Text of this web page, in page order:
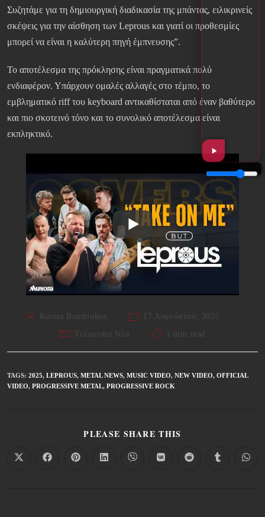
Συζητάμε για τη δημιουργική διαδικασία της μπάντας, ειλικρινείς
σκέψεις για την αίσθηση των Leprous και γιατί οι προθεσμίες
μπορεί να είναι η καλύτερη πηγή έμπνευσης”.
Το αποτέλεσμα της πρόκλησης είναι πραγματικά πολύ
ενδιαφέρον. Υπάρχουν ομαλές αλλαγές στο τέμπο, το
εμβληματικό riff του keyboard αντικαθίσταται από έναν βαθύτερο
και πιο σκοτεινό τόνο και το συνολικό αποτέλεσμα είναι
εκπληκτικό.
Kostas Boudoukos
17 Αυγούστου, 2025
Τελευταία Νέα
1 min read
TAGS: 2025, LEPROUS, METAL NEWS, MUSIC VIDEO, NEW VIDEO, OFFICIAL
VIDEO, PROGRESSIVE METAL, PROGRESSIVE ROCK
PLEASE SHARE THIS